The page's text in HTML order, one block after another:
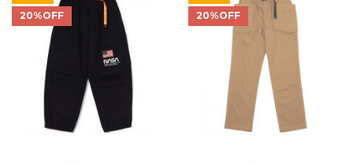
20%OFF
20%OFF